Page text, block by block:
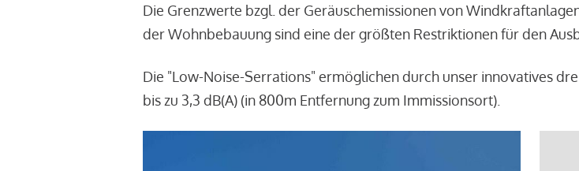
Die Grenzwerte bzgl. der Geräuschemissionen von
der Wohnbebauung sind eine der größten Restriktionen für den
Die "Low-Noise-Serrations" ermöglichen durch unser innovatives
bis zu 3,3 dB(A) (in 800m Entfernung zum Immissionsort).